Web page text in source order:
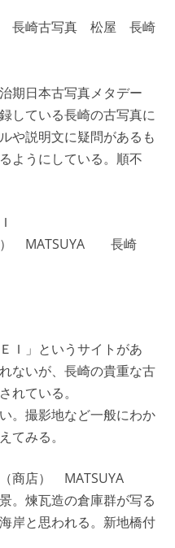
長崎古写真 松屋 長崎
期日本古写真メタデー
している長崎の古写真に
や説明文に疑問があるも
ようにしている。順不
MATSUYA 長崎
Ｉ」というサイトがあ
ないが、長崎の貴重な古
れている。
。撮影地など一般にわか
てみる。
（商店） MATSUYA
。煉瓦造の倉庫群が写る
岸と思われる。新地橋付